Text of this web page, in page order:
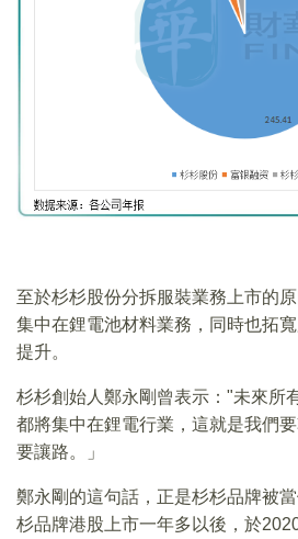
至於杉杉股份分拆服裝業務上市的
集中在鋰電池材料業務，同時也拓
提升。
杉杉創始人鄭永剛曾表示："未來所
都將集中在鋰電行業，這就是我們
要讓路。」
鄭永剛的這句話，正是杉杉品牌被
杉品牌港股上市一年多以後，於